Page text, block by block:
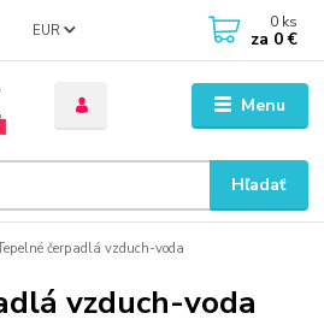
Menu
EUR
Hľadať
0 ks
za 0 €
čerpadlá vzduch-voda
vzduch-voda